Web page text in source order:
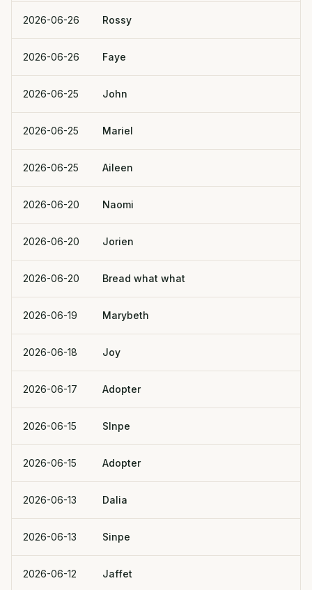
2026-06-26 Rossy
2026-06-26 Faye
2026-06-25 John
2026-06-25 Mariel
2026-06-25 Aileen
2026-06-20 Naomi
2026-06-20 Jorien
2026-06-20 Bread what what
2026-06-19 Marybeth
2026-06-18 Joy
2026-06-17 Adopter
2026-06-15 SInpe
2026-06-15 Adopter
2026-06-13 Dalia
2026-06-13 Sinpe
2026-06-12 Jaffet